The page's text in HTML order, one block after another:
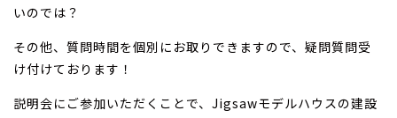
いのでは？
その他、質問時間を個別にお取りできますので、疑問質問受
け付けております！
説明会にご参加いただくことで、Jigsawモデルハウスの建設